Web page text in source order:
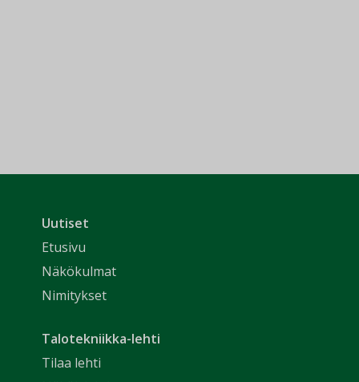
Uutiset
Etusivu
Näkökulmat
Nimitykset
Talotekniikka-lehti
Tilaa lehti